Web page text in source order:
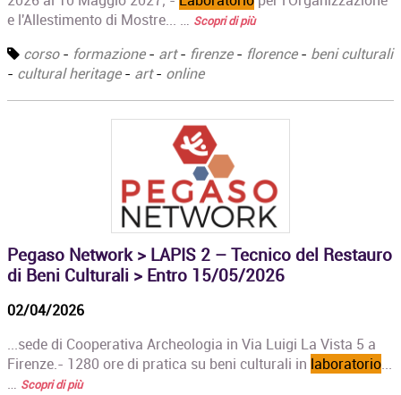
e l'Allestimento di Mostre... … Scopri di più
corso- formazione- art- firenze- florence- beni culturali
- cultural heritage- art- online
Pegaso Network > LAPIS 2 – Tecnico del Restauro
di Beni Culturali > Entro 15/05/2026
02/04/2026
...sede di Cooperativa Archeologia in Via Luigi La Vista 5 a
Firenze.- 1280 ore di pratica su beni culturali in laboratorio...
… Scopri di più